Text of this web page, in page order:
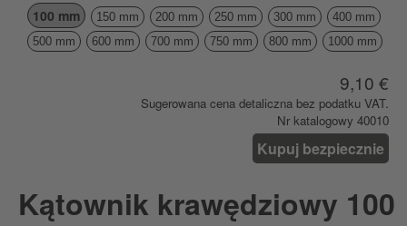
100 mm 150 mm 200 mm 250 mm 300 mm
400 mm
500 mm
600 mm 700 mm 750 mm 800 mm 1000 mm
9,10 €
Sugerowana cena detaliczna bez podatku VAT.
Nr katalogowy 40010
Kupuj bezpiecznie
Kątownik krawędziowy 100